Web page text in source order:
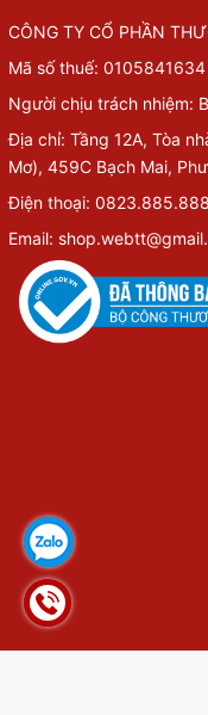
CÔNG TY CỔ PHẦN
Mã số thuế: 0105841634
Người chịu trách nhiệm:
Địa chỉ: Tầng 12A, Tòa
Mơ), 459C Bạch Mai,
Điện thoại: 0823.885.888
Email: